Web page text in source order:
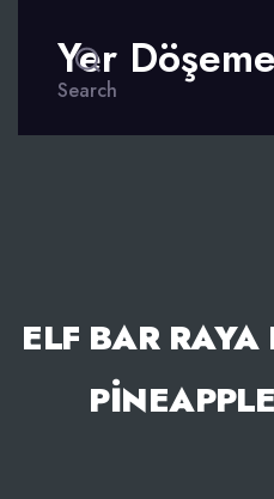
Search
Yer
ELF BAR